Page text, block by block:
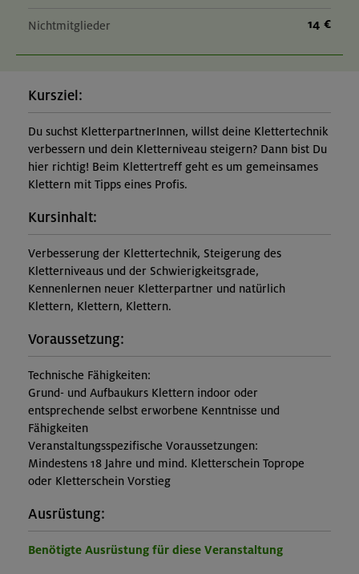
Nichtmitglieder 14 €
Kursziel:
Du suchst KletterpartnerInnen, willst deine Klettertechnik
verbessern und dein Kletterniveau steigern? Dann bist Du
hier richtig! Beim Klettertreff geht es um gemeinsames
Klettern mit Tipps eines Profis.
Kursinhalt:
Verbesserung der Klettertechnik, Steigerung des
Kletterniveaus und der Schwierigkeitsgrade,
Kennenlernen neuer Kletterpartner und natürlich
Klettern, Klettern, Klettern.
Voraussetzung:
Technische Fähigkeiten:
Grund- und Aufbaukurs Klettern indoor oder
entsprechende selbst erworbene Kenntnisse und
Fähigkeiten
Veranstaltungsspezifische Voraussetzungen:
Mindestens 18 Jahre und mind. Kletterschein Toprope
oder Kletterschein Vorstieg
Ausrüstung:
Benötigte Ausrüstung für diese Veranstaltung